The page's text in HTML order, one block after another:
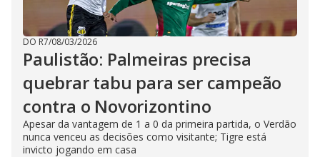
DO R7/08/03/2026
Paulistão: Palmeiras precisa
quebrar tabu para ser campeão
contra o Novorizontino
Apesar da vantagem de 1 a 0 da primeira partida, o Verdão
nunca venceu as decisões como visitante; Tigre está
invicto jogando em casa